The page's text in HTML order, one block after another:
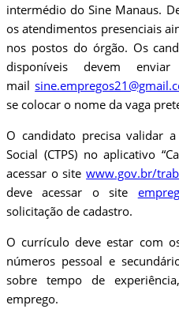
intermédio do Sine Manaus.
os atendimentos presenciais
nos postos do órgão. Os
disponíveis devem
mail
se colocar o nome da vaga
O candidato precisa validar
Social (CTPS) no aplicativo
acessar o sitewww.gov.br/
deve acessar o site
solicitação de cadastro.
O currículo deve estar com
números pessoal e
sobre tempo de
emprego.